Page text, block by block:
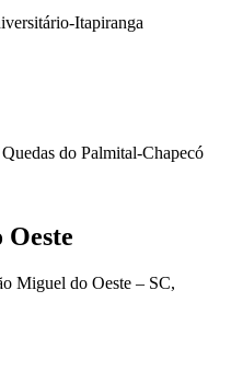
Itapiranga
do Palmital-Chapecó
Miguel do Oeste – SC,